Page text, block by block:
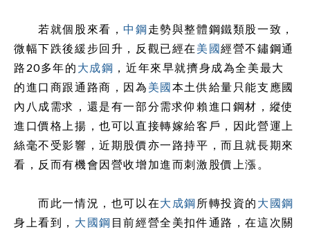
若就個股來看，中鋼 走勢與整體鋼鐵類股一致，
微幅下跌後緩步回升，反觀已經在 美國經營不鏽鋼通
路20多年的 大成鋼 ，近年來早就擠身成為全美最大
的進口商跟通路商，因為 美國本土供給量只能支應國
內八成需求，還是有一部分需求仰賴進口鋼材，縱使
進口價格上揚，也可以直接轉嫁給客戶，因此營運上
絲毫不受影響，近期股價亦一路持平，而且就長期來
看，反而有機會因營收增加進而刺激股價上漲。
而此一情況，也可以在大成鋼 所轉投資的 大國鋼
身上看到， 大國鋼 目前經營全美扣件通路，在這次關